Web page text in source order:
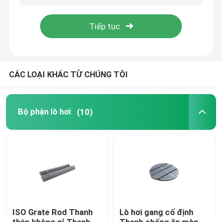
Sản phẩm
Ống hợp kim liền mạch
Ống nồi hơi áp suất cao
CÁC LOẠI KHÁC TỪ CHÚNG TÔI
Bộ phận lò hơi (10)
ISO Grate Rod Thanh
Lò hơi gang cố định